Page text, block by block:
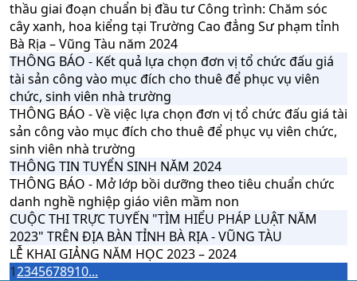
thầu giai đoạn chuẩn bị đầu tư Công trình: Chăm sóc
cây xanh, hoa kiểng tại Trường Cao đẳng Sư phạm tỉnh
Bà Rịa – Vũng Tàu năm 2024
THÔNG BÁO - Kết quả lựa chọn đơn vị tổ chức đấu giá
tài sản công vào mục đích cho thuê để phục vụ viên
chức, sinh viên nhà trường
THÔNG BÁO - Về việc lựa chọn đơn vị tổ chức đấu giá tài
sản công vào mục đích cho thuê để phục vụ viên chức,
sinh viên nhà trường
THÔNG TIN TUYỂN SINH NĂM 2024
THÔNG BÁO - Mở lớp bồi dưỡng theo tiêu chuẩn chức
danh nghề nghiệp giáo viên mầm non
CUỘC THI TRỰC TUYẾN "TÌM HIỂU PHÁP LUẬT NĂM
2023" TRÊN ĐỊA BÀN TỈNH BÀ RỊA - VŨNG TÀU
LỄ KHAI GIẢNG NĂM HỌC 2023 – 2024
12345678910...